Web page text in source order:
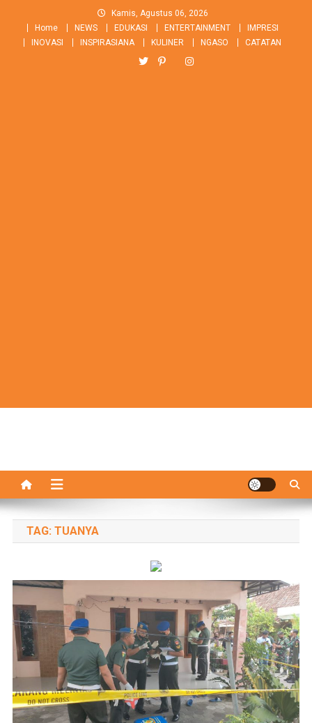
content
Kamis, Agustus 06, 2026
Home
NEWS EDUKASI ENTERTAINMENT
IMPRESI
INOVASI
INSPIRASIANA KULINER NGASO CATATAN
TAG: TUANYA